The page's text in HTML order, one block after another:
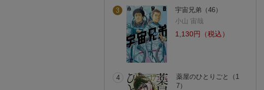
3
宇宙兄弟（46）
小山 宙哉
1,130円（税込）
4
薬屋のひとりごと（1
7）